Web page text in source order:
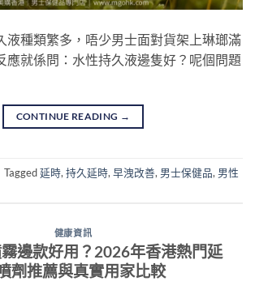
液種類繁多，唔少男士面對貨架上琳瑯滿
應就係問：水性持久液邊隻好？呢個問題
CONTINUE READING →
Tagged延時, 持久延時, 早洩改善, 男士保健品, 男性
健康資訊
邊款好用？2026年香港熱門延
劑推薦與真實用家比較